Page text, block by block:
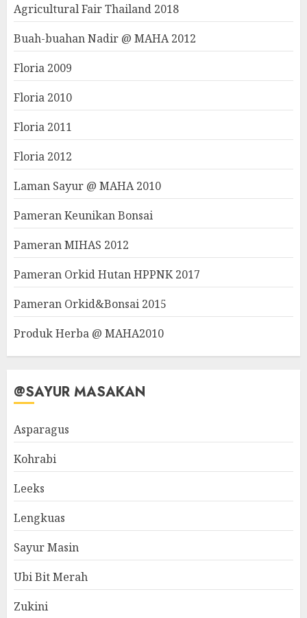
Agricultural Fair Thailand 2018
Buah-buahan Nadir @ MAHA 2012
Floria 2009
Floria 2010
Floria 2011
Floria 2012
Laman Sayur @ MAHA 2010
Pameran Keunikan Bonsai
Pameran MIHAS 2012
Pameran Orkid Hutan HPPNK 2017
Pameran Orkid&Bonsai 2015
Produk Herba @ MAHA2010
@SAYUR MASAKAN
Asparagus
Kohrabi
Leeks
Lengkuas
Sayur Masin
Ubi Bit Merah
Zukini